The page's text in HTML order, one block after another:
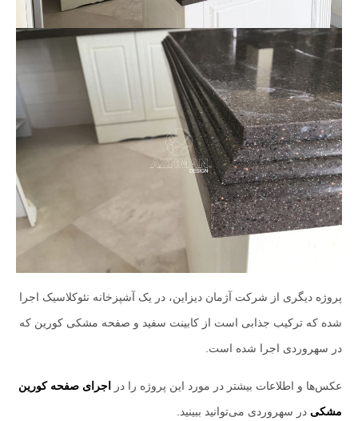
پروژه دیگری از شرکت آژمان دیزاین، در یک آشپزخانه نئوکلاسیک اجرا
شده که ترکیب جذابی است از کابینت سفید و صفحه مشکی کورین که
در سهروردی اجرا شده است.
عکس‌ها و اطلاعات بیشتر در مورد این پروژه را در اجرای صفحه کورین
مشکی در سهروردی می‌توانید ببینید.